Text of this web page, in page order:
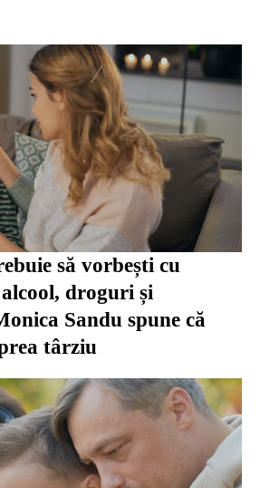
să vorbești cu
droguri și
Sandu spune că
târziu